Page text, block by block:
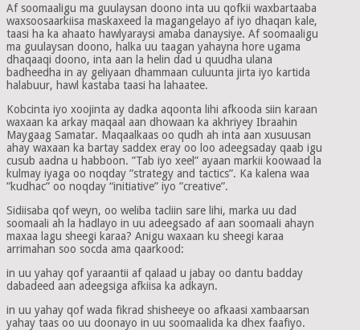
Af soomaaligu ma guulaysan doono inta uu qofkii waxbartaaba
waxsoosaarkiisa maskaxeed la magangelayo af iyo dhaqan kale,
taasi ha ka ahaato hawlyaraysi amaba danaysiye. Af soomaaligu
ma guulaysan doono, halka uu taagan yahayna hore ugama
dhaqaaqi doono, inta aan la helin dad u quudha ulana
badheedha in ay geliyaan dhammaan culuunta jirta iyo kartida
halabuur, hawl kastaba taasi ha lahaatee.
Kobcinta iyo xoojinta ay dadka aqoonta lihi afkooda siin karaan
waxaan ka arkay maqaal aan dhowaan ka akhriyey Ibraahin
Maygaag Samatar. Maqaalkaas oo qudh ah inta aan xusuusan
ahay waxaan ka bartay saddex eray oo loo adeegsaday qaab igu
cusub aadna u habboon. ”Tab iyo xeel” ayaan markii koowaad la
kulmay iyaga oo noqday ”strategy and tactics”. Ka kalena waa
”kudhac” oo noqday “initiative” iyo ”creative”.
Sidiisaba qof weyn, oo weliba tacliin sare lihi, marka uu dad
soomaali ah la hadlayo in uu adeegsado af aan soomaali ahayn
maxaa lagu sheegi karaa? Anigu waxaan ku sheegi karaa
arrimahan soo socda ama qaarkood:
in uu yahay qof yaraantii af qalaad u jabay oo dantu badday
dabadeed aan adeegsiga afkiisa ka adkayn.
in uu yahay qof wada fikrad shisheeye oo afkaasi xambaarsan
yahay taas oo uu doonayo in uu soomaalida ka dhex faafiyo.